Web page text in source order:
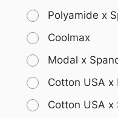
Polyamide x
Coolmax
Modal x
Cotton USA x
Cotton USA x